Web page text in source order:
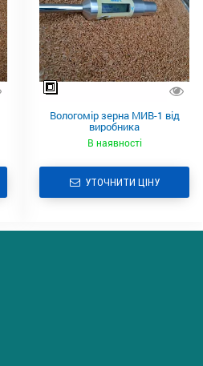
Вологомір зерна МИВ-1 від
виробника
В наявності
УТОЧНИТИ ЦІНУ